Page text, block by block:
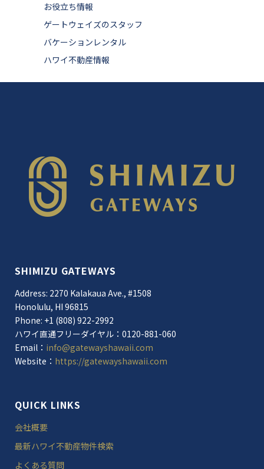
お役立ち情報
ゲートウェイズのスタッフ
バケーションレンタル
ハワイ不動産情報
SHIMIZU GATEWAYS
Address: 2270 Kalakaua Ave., #1508
Honolulu, HI 96815
Phone: +1 (808) 922-2992
ハワイ直通フリーダイヤル：0120-881-060
Email： info@gatewayshawaii.com
Website： https://gatewayshawaii.com
QUICK LINKS
会社概要
最新ハワイ不動産物件検索
よくある質問